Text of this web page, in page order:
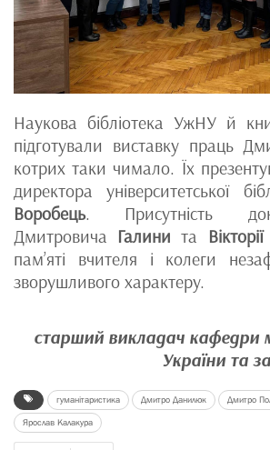
Наукова бібліотека УжНУ й
підготували виставку праць
котрих таки чимало. Їх
директора університетської
Воробець. Присутність
Дмитровича Галини та Вікторії
пам’яті вчителя і колеги
зворушливого характеру.
старший викладач кафедри
України та
гуманітаристика Дмитро Данилюк Дмитро
Ярослав Калакура